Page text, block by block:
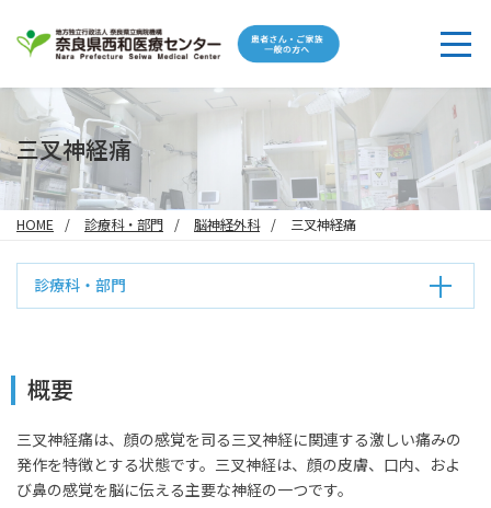
三叉神経痛
HOME 診療科・部門 脳神経外科 三叉神経痛
診療科・部門
概要
三叉神経痛は、顔の感覚を司る三叉神経に関連する激しい痛みの
発作を特徴とする状態です。三叉神経は、顔の皮膚、口内、およ
び鼻の感覚を脳に伝える主要な神経の一つです。